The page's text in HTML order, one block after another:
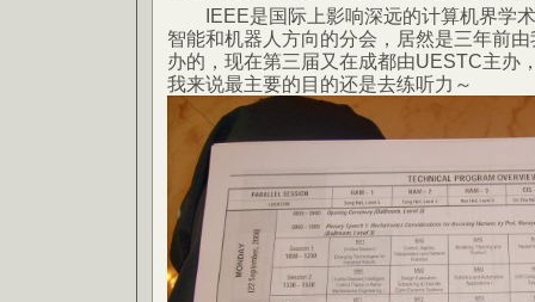
IEEE是国际上影响深远的计算机界学术
智能和机器人方向的分会，居然是三年前
办的，现在第三届又在成都由UESTC主办
我来说最主要的目的还是去练听力～